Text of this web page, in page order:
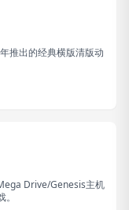
推出的经典横版清版动
Drive/Genesis主机